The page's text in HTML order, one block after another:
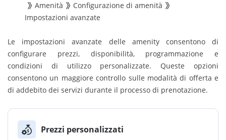
Amenità
Configurazione di amenità
Impostazioni avanzate
Le impostazioni avanzate delle amenity consentono di
configurare prezzi, disponibilità, programmazione e
condizioni di utilizzo personalizzate. Queste opzioni
consentono un maggiore controllo sulle modalità di offerta e
di addebito dei servizi durante il processo di prenotazione.
Prezzi personalizzati